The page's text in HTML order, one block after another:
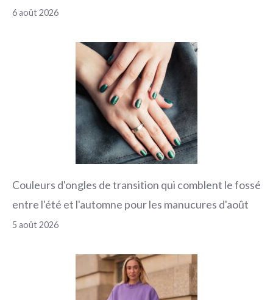
6 août 2026
Couleurs d'ongles de transition qui comblent le fossé
entre l'été et l'automne pour les manucures d'août
5 août 2026